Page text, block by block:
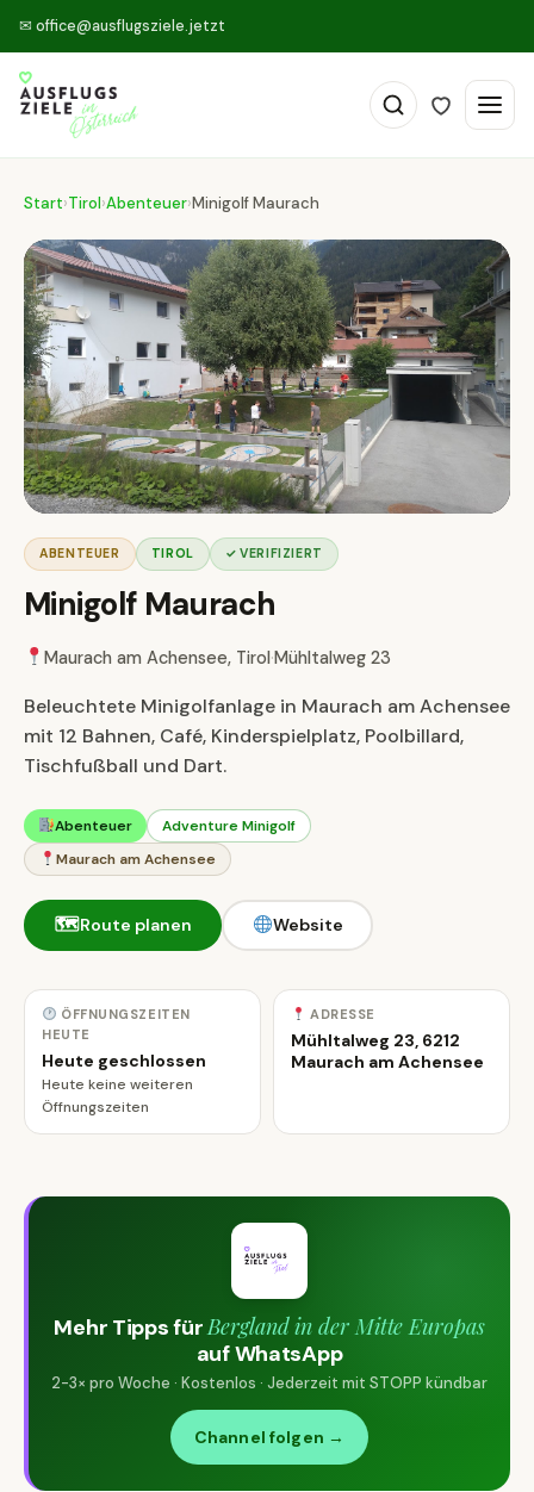
✉ office@ausflugsziele.jetzt
Start›Tirol›Abenteuer›Minigolf Maurach
ABENTEUER TIROL ✓ VERIFIZIERT
Minigolf Maurach
Maurach am Achensee, Tirol·Mühltalweg 23
Beleuchtete Minigolfanlage in Maurach am Achensee
mit 12 Bahnen, Café, Kinderspielplatz, Poolbillard,
Tischfußball und Dart.
Abenteuer
Adventure Minigolf
Maurach am Achensee
🗺Route planen Website
ÖFFNUNGSZEITEN
HEUTE
Heute geschlossen
Heute keine weiteren
Öffnungszeiten
ADRESSE
Mühltalweg 23, 6212
Maurach am Achensee
Mehr Tipps fürBergland in der Mitte Europas
auf WhatsApp
2-3× pro Woche · Kostenlos · Jederzeit mit STOPP kündbar
Channel folgen →